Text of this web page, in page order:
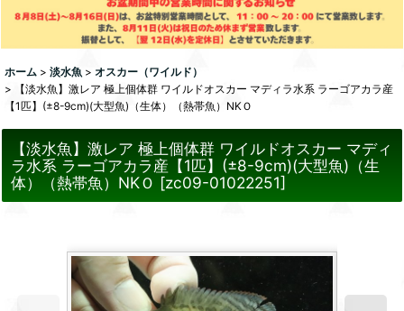
ホーム > 淡水魚 > オスカー（ワイルド）
>
【淡水魚】激レア 極上個体群 ワイルドオスカー マディラ水系 ラーゴアカラ産
【1匹】(±8-9cm)(大型魚)（生体）（熱帯魚）NKＯ
【淡水魚】激レア 極上個体群 ワイルドオスカー マディ
ラ水系 ラーゴアカラ産【1匹】(±8-9cm)(大型魚)（生
体）（熱帯魚）NKＯ [zc09-01022251]